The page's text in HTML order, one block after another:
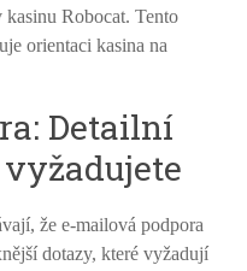
Robocat. Tento
orientaci kasina na
Detailní
že e-mailová podpora
dotazy, které vyžadují